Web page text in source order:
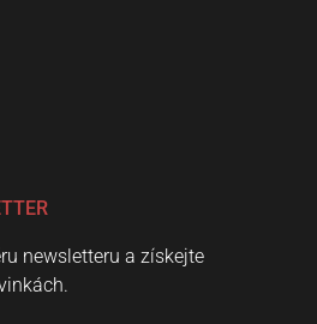
newsletteru a získejte